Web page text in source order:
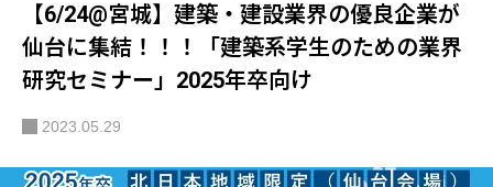
【6/24@宮城】建築・建設業界の優良企業が
仙台に集結！！！「建築系学生のための業界
研究セミナー」2025年卒向け
2023.05.29